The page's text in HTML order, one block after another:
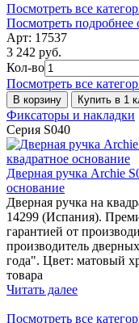
Посмотреть все
Посмотреть подробнее
Арт: 17537
3 242 руб.
Кол-во
Посмотреть все
В корзину Купить в 1
Фиксаторы и накладки
Серия S040
Дверная ручка Archie
основание
Дверная ручка на
14299 (Испания).
гарантией от
производитель
года". Цвет: матовый
товара
Читать далее
Посмотреть все